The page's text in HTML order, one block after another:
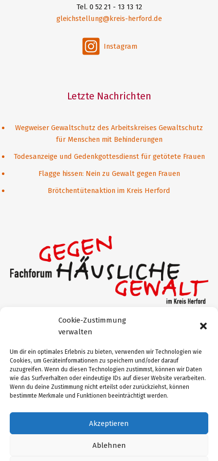
Cookie-Zustimmung
verwalten
Um dir ein optimales Erlebnis zu bieten, verwenden wir Technologien wie
Cookies, um Geräteinformationen zu speichern und/oder darauf
zuzugreifen. Wenn du diesen Technologien zustimmst, können wir Daten
wie das Surfverhalten oder eindeutige IDs auf dieser Website verarbeiten.
Wenn du deine Zustimmung nicht erteilst oder zurückziehst, können
bestimmte Merkmale und Funktionen beeinträchtigt werden.
Akzeptieren
Ablehnen
Tel. 0 52 21 - 13 13 12
gleichstellung@kreis-herford.de
Instagram
Letzte Nachrichten
Wegweiser Gewaltschutz des Arbeitskreises Gewaltschutz
für Menschen mit Behinderungen
Todesanzeige und Gedenkgottesdienst für getötete Frauen
Flagge hissen: Nein zu Gewalt gegen Frauen
Brötchentütenaktion im Kreis Herford
Gefördert durch: